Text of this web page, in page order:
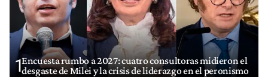
1Encuesta rumbo a 2027: cuatro consultoras midieron el
desgaste de Milei y la crisis de liderazgo en el peronismo